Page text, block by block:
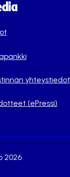
yhteystiedot
(ePressi)
2026